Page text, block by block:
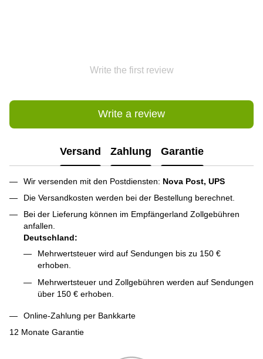
Write the first review
Write a review
Versand Zahlung Garantie
Wir versenden mit den Postdiensten: Nova Post, UPS
Die Versandkosten werden bei der Bestellung berechnet.
Bei der Lieferung können im Empfängerland Zollgebühren
anfallen.
Deutschland:
Mehrwertsteuer wird auf Sendungen bis zu 150 €
erhoben.
Mehrwertsteuer und Zollgebühren werden auf Sendungen
über 150 € erhoben.
Online-Zahlung per Bankkarte
12 Monate Garantie